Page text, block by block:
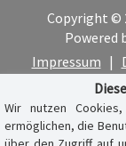
Copyright ©
Powered
Impressum |
Wir nutzen
ermöglichen, die